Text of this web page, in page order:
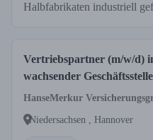
Halbfabrikaten industriell
Vertriebspartner (m/w/d)
wachsender Geschäftsstelle
HanseMerkur
Niedersachsen , Hannover